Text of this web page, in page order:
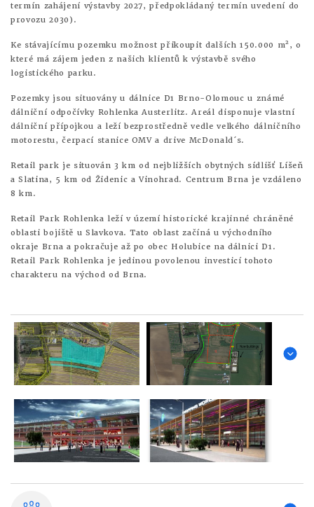
termín zahájení výstavby 2027, předpokládaný termín uvedení do
provozu 2030).
Ke stávajícímu pozemku možnost přikoupit dalších 150.000 m², o
které má zájem jeden z našich klientů k výstavbě svého
logistického parku.
Pozemky jsou situovány u dálnice D1 Brno-Olomouc u známé
dálniční odpočívky Rohlenka Austerlitz. Areál disponuje vlastní
dálniční přípojkou a leží bezprostředně vedle velkého dálničního
motorestu, čerpací stanice OMV a drive McDonald´s.
Retail park je situován 3 km od nejbližších obytných sídlišť Líšeň
a Slatina, 5 km od Židenic a Vinohrad. Centrum Brna je vzdáleno
8 km.
Retail Park Rohlenka leží v území historické krajinné chráněné
oblasti bojiště u Slavkova. Tato oblast začíná u východního
okraje Brna a pokračuje až po obec Holubice na dálnici D1.
Retail Park Rohlenka je jedinou povolenou investicí tohoto
charakteru na východ od Brna.